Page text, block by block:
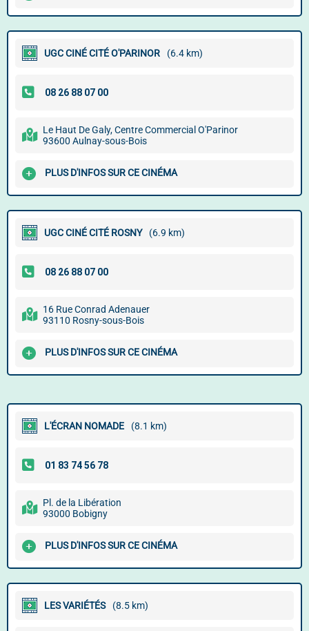
UGC CINÉ CITÉ O'PARINOR (6.4 km)
Le Haut De Galy, Centre Commercial O'Parinor
93600 Aulnay-sous-Bois
PLUS D'INFOS SUR CE CINÉMA
UGC CINÉ CITÉ ROSNY (6.9 km)
16 Rue Conrad Adenauer
93110 Rosny-sous-Bois
PLUS D'INFOS SUR CE CINÉMA
L'ÉCRAN NOMADE (8.1 km)
Pl. de la Libération
93000 Bobigny
PLUS D'INFOS SUR CE CINÉMA
LES VARIÉTÉS (8.5 km)